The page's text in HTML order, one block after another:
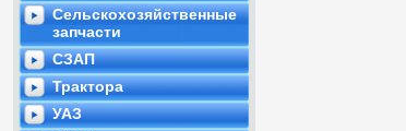
Сельскохозяйственные
запчасти
СЗАП
Трактора
УАЗ